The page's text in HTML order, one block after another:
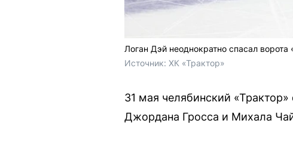
Логан Дэй неоднократно спасал ворота
Источник: ХК «Трактор»
31 мая челябинский
Джордана Гросса и Михала